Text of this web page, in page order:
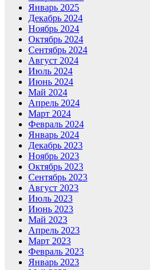
Январь 2025
Декабрь 2024
Ноябрь 2024
Октябрь 2024
Сентябрь 2024
Август 2024
Июль 2024
Июнь 2024
Май 2024
Апрель 2024
Март 2024
Февраль 2024
Январь 2024
Декабрь 2023
Ноябрь 2023
Октябрь 2023
Сентябрь 2023
Август 2023
Июль 2023
Июнь 2023
Май 2023
Апрель 2023
Март 2023
Февраль 2023
Январь 2023